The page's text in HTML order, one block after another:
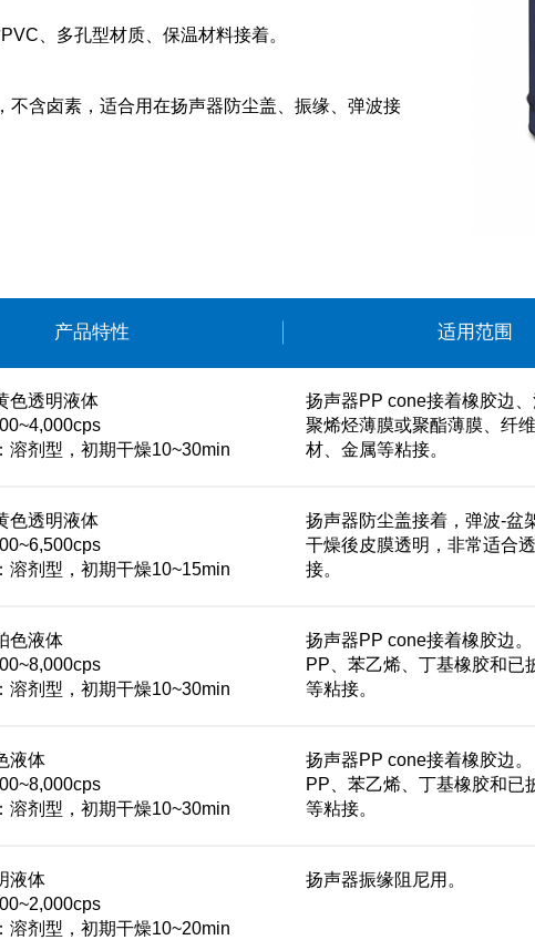
、多孔型材质、保温材料接着。
不含卤素，适合用在扬声器防尘盖、振缘、弹波接
产品特性 适用范围
色透明液体
溶剂型，初期干燥10~30min
扬声器PP cone接着橡胶边、
聚烯烃薄膜或聚酯薄膜、纤
材、金属等粘接。
色透明液体
溶剂型，初期干燥10~15min
扬声器防尘盖接着，弹波-盆
干燥後皮膜透明，非常适合
接。
色液体
溶剂型，初期干燥10~30min
扬声器PP cone接着橡胶边。
PP、苯乙烯、丁基橡胶和已
等粘接。
液体
溶剂型，初期干燥10~30min
扬声器PP cone接着橡胶边。
PP、苯乙烯、丁基橡胶和已
等粘接。
液体
溶剂型，初期干燥10~20min
扬声器振缘阻尼用。